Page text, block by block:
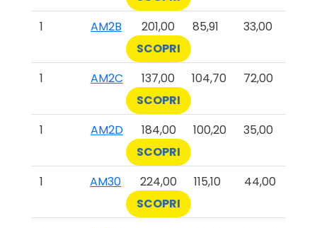
1
AM2B 201,00 85,91
33,00
SCOPRI
1
AM2C 137,00 104,70
72,00
SCOPRI
1
AM2D 184,00 100,20
35,00
SCOPRI
1
AM30 224,00 115,10
44,00
SCOPRI